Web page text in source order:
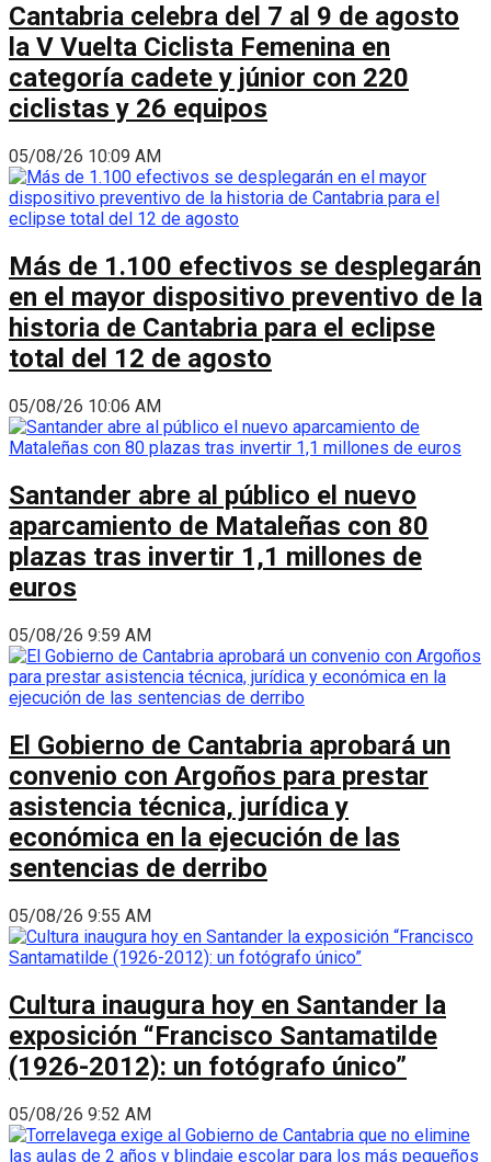
Cantabria celebra del 7 al 9 de agosto
la V Vuelta Ciclista Femenina en
categoría cadete y júnior con 220
ciclistas y 26 equipos
05/08/26 10:09 AM
Más de 1.100 efectivos se desplegarán
en el mayor dispositivo preventivo de la
historia de Cantabria para el eclipse
total del 12 de agosto
05/08/26 10:06 AM
Santander abre al público el nuevo
aparcamiento de Mataleñas con 80
plazas tras invertir 1,1 millones de
euros
05/08/26 9:59 AM
El Gobierno de Cantabria aprobará un
convenio con Argoños para prestar
asistencia técnica, jurídica y
económica en la ejecución de las
sentencias de derribo
05/08/26 9:55 AM
Cultura inaugura hoy en Santander la
exposición “Francisco Santamatilde
(1926-2012): un fotógrafo único”
05/08/26 9:52 AM